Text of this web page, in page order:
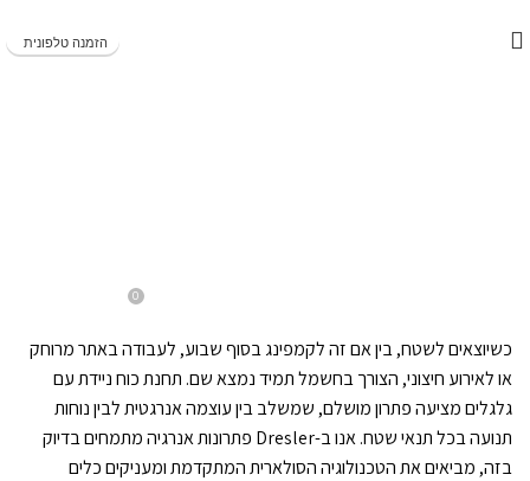
הזמנה טלפונית
0
כשיוצאים לשטח, בין אם זה לקמפינג בסוף שבוע, לעבודה באתר מרוחק
או לאירוע חיצוני, הצורך בחשמל תמיד נמצא שם. תחנת כוח ניידת עם
גלגלים מציעה פתרון מושלם, שמשלב בין עוצמה אנרגטית לבין נוחות
תנועה בכל תנאי שטח. אנו ב-Dresler פתרונות אנרגיה מתמחים בדיוק
בזה, מביאים את הטכנולוגיה הסולארית המתקדמת ומעניקים כלים